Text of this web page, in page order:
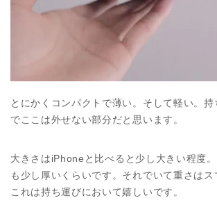
とにかくコンパクトで薄い。そして軽い。持
でここは外せない部分だと思います。
大きさはiPhoneと比べると少し大きい程度
も少し厚いくらいです。それでいて重さはス
これは持ち運びにおいて嬉しいです。